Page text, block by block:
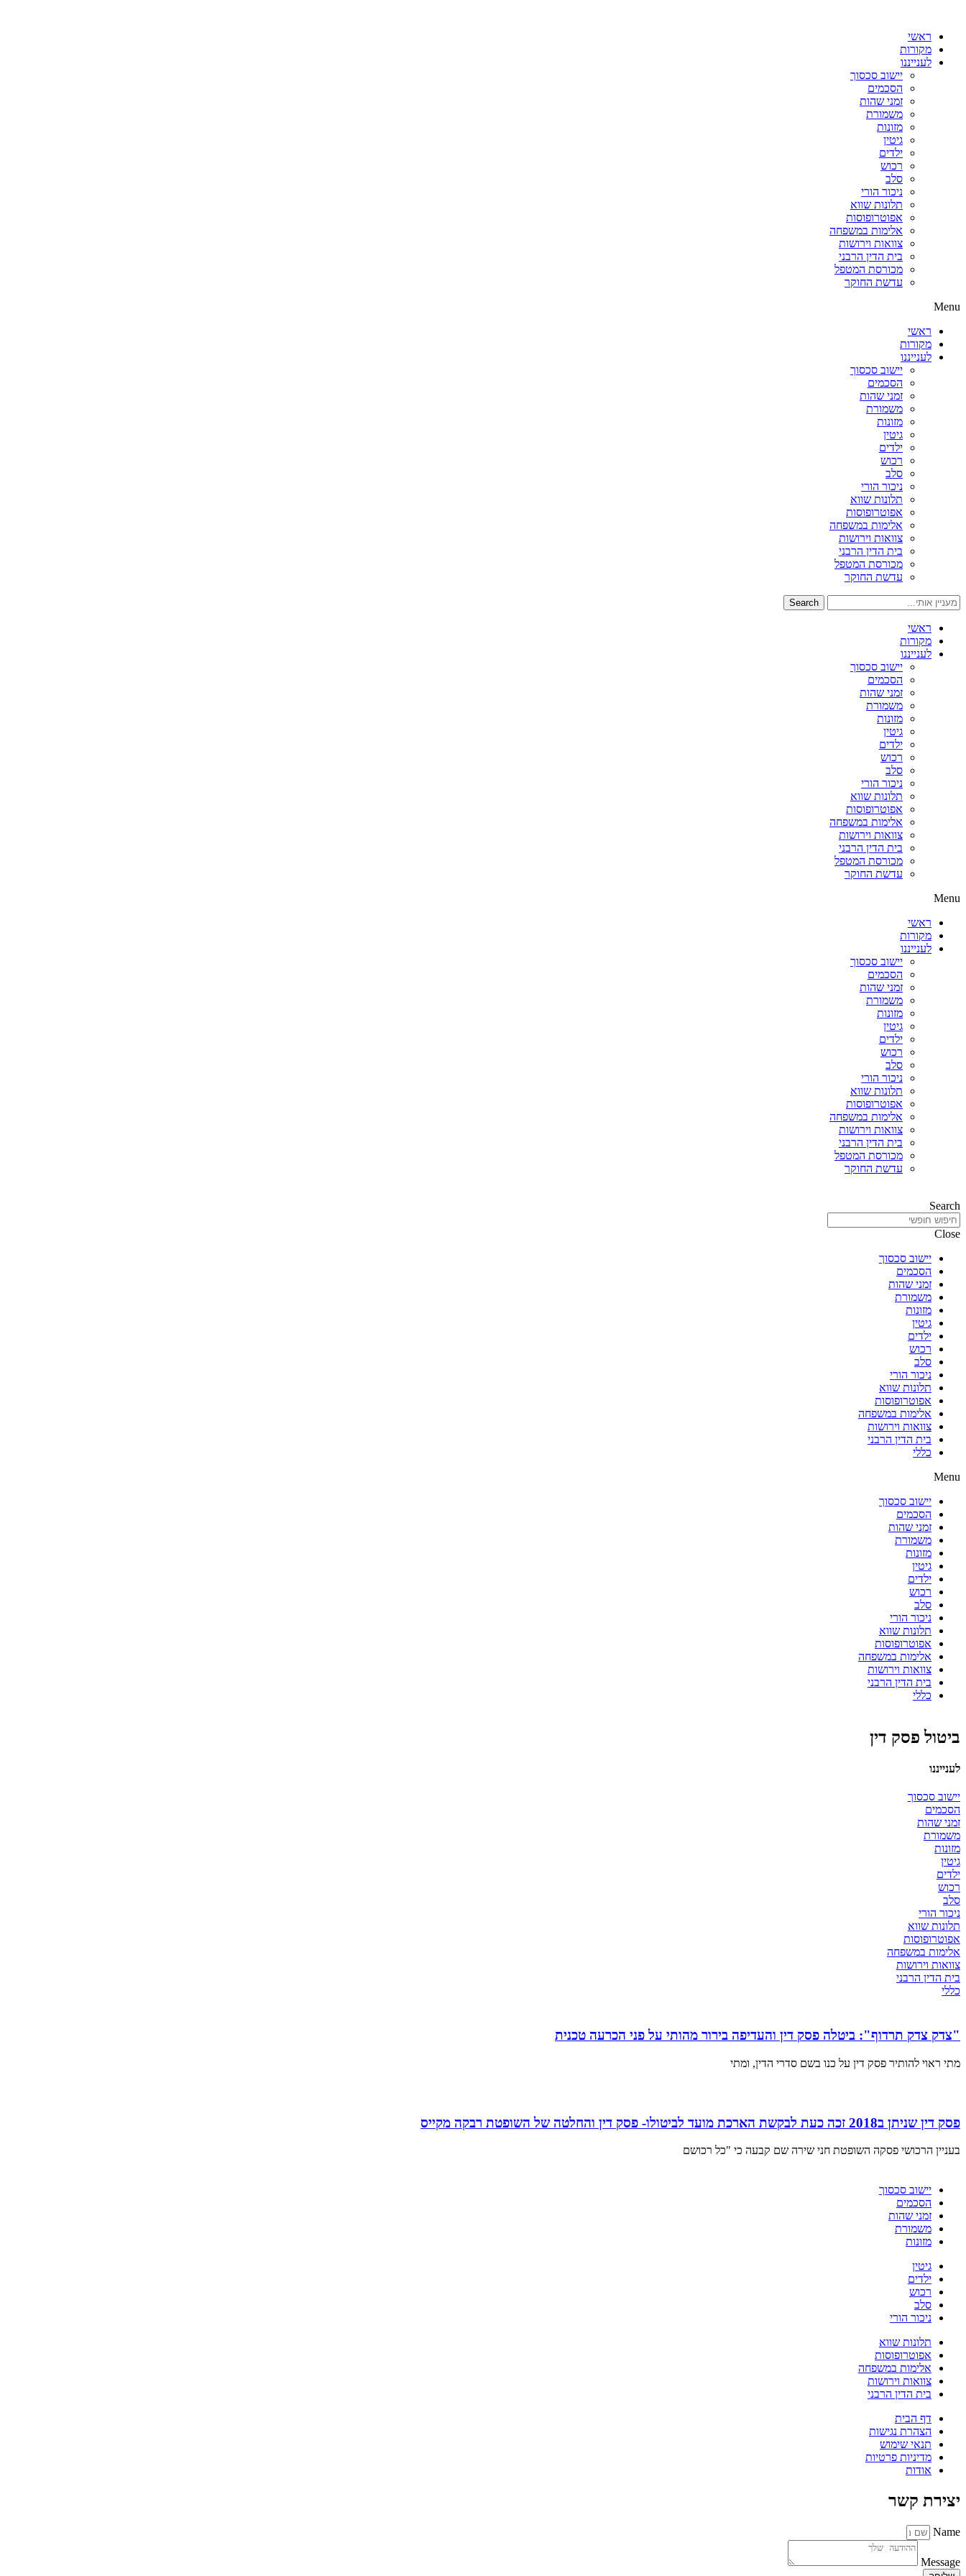
ראשי
מקורות
לענייננו
יישוב סכסוך
הסכמים
זמני שהות
משמורת
מזונות
גיטין
ילדים
רכוש
סלב
ניכור הורי
תלונות שווא
אפוטרופוסות
אלימות במשפחה
צוואות וירושות
בית הדין הרבני
מכורסת המטפל
עדשת החוקר
Menu
ראשי
מקורות
לענייננו
יישוב סכסוך
הסכמים
זמני שהות
משמורת
מזונות
גיטין
ילדים
רכוש
סלב
ניכור הורי
תלונות שווא
אפוטרופוסות
אלימות במשפחה
צוואות וירושות
בית הדין הרבני
מכורסת המטפל
עדשת החוקר
Search
ראשי
מקורות
לענייננו
יישוב סכסוך
הסכמים
זמני שהות
משמורת
מזונות
גיטין
ילדים
רכוש
סלב
ניכור הורי
תלונות שווא
אפוטרופוסות
אלימות במשפחה
צוואות וירושות
בית הדין הרבני
מכורסת המטפל
עדשת החוקר
Menu
ראשי
מקורות
לענייננו
יישוב סכסוך
הסכמים
זמני שהות
משמורת
מזונות
גיטין
ילדים
רכוש
סלב
ניכור הורי
תלונות שווא
אפוטרופוסות
אלימות במשפחה
צוואות וירושות
בית הדין הרבני
מכורסת המטפל
עדשת החוקר
Search
Close
יישוב סכסוך
הסכמים
זמני שהות
משמורת
מזונות
גיטין
ילדים
רכוש
סלב
ניכור הורי
תלונות שווא
אפוטרופוסות
אלימות במשפחה
צוואות וירושות
בית הדין הרבני
כללי
Menu
יישוב סכסוך
הסכמים
זמני שהות
משמורת
מזונות
גיטין
ילדים
רכוש
סלב
ניכור הורי
תלונות שווא
אפוטרופוסות
אלימות במשפחה
צוואות וירושות
בית הדין הרבני
כללי
ביטול פסק דין
לענייננו
יישוב סכסוך
הסכמים
זמני שהות
משמורת
מזונות
גיטין
ילדים
רכוש
סלב
ניכור הורי
תלונות שווא
אפוטרופוסות
אלימות במשפחה
צוואות וירושות
בית הדין הרבני
כללי
"צדק צדק תרדוף": ביטלה פסק דין והעדיפה בירור מהותי על פני הכרעה טכנית
מתי ראוי להותיר פסק דין על כנו בשם סדרי הדין, ומתי
פסק דין שניתן ב2018 זכה כעת לבקשת הארכת מועד לביטולו- פסק דין והחלטה של השופטת רבקה מקייס
בעניין הרכושי פסקה השופטת חני שירה שם קבעה כי "כל רכושם
יישוב סכסוך
הסכמים
זמני שהות
משמורת
מזונות
גיטין
ילדים
רכוש
סלב
ניכור הורי
תלונות שווא
אפוטרופוסות
אלימות במשפחה
צוואות וירושות
בית הדין הרבני
דף הבית
הצהרת נגישות
תנאי שימוש
מדיניות פרטיות
אודות
יצירת קשר
Name
Message